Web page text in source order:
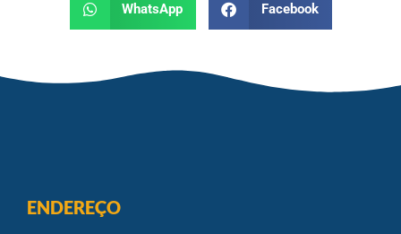
WhatsApp Facebook
ENDEREÇO